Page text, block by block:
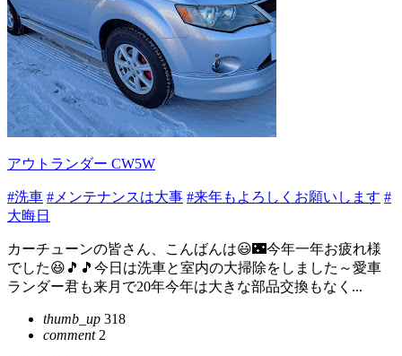
アウトランダー CW5W
#洗車 #メンテナンスは大事 #来年もよろしくお願いします #
大晦日
カーチューンの皆さん、こんばんは😃🌃今年一年お疲れ様
でした😆🎵🎵今日は洗車と室内の大掃除をしました～愛車
ランダー君も来月で20年今年は大きな部品交換もなく...
thumb_up 318
comment2